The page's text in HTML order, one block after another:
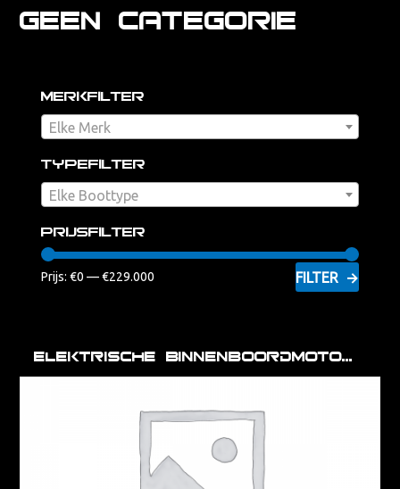
Geen categorie
Merkfilter
Elke Merk
Typefilter
Elke Boottype
Prijsfilter
FILTER
Prijs:€0 —€229.000
Elektrische Binnenboordmotor en Pod Drive